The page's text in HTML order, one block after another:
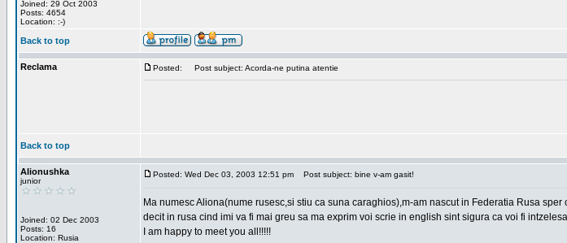
Joined: 29 Oct 2003
Posts: 4654
Location: :-)
Back to top
Reclama Posted: Post subject: Acorda-ne putina atentie
Back to top
Alionushka
junior
Joined: 02 Dec 2003
Posts: 16
Location: Rusia
Posted: Wed Dec 03, 2003 12:51 pm Post subject: bine v-am gasit!
Ma numesc Aliona(nume rusesc,si stiu ca suna caraghios),m-am nascut in Federatia Rusa
decit in rusa cind imi va fi mai greu sa ma exprim voi scrie in english sint sigura ca voi fi
I am happy to meet you all!!!!!